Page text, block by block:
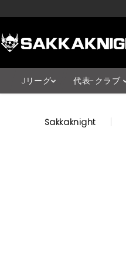
Jリーグ 代表-クラブ
Sakkaknight